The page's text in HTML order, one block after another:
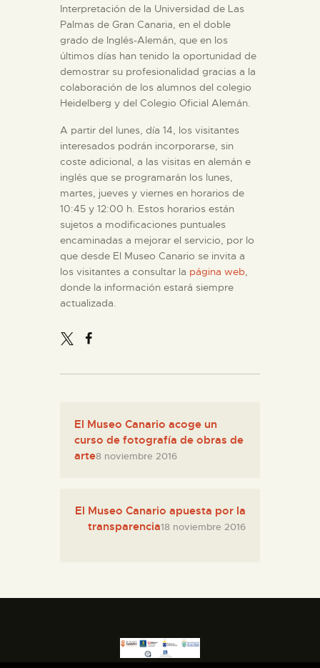
DIDÁCTICA
ESPAÑOL
Interpretación de la Universidad de Las
Palmas de Gran Canaria, en el doble
grado de Inglés-Alemán, que en los
últimos días han tenido la oportunidad de
demostrar su profesionalidad gracias a la
colaboración de los alumnos del colegio
Heidelberg y del Colegio Oficial Alemán.
A partir del lunes, día 14, los visitantes
interesados podrán incorporarse, sin
coste adicional, a las visitas en alemán e
inglés que se programarán los lunes,
martes, jueves y viernes en horarios de
10:45 y 12:00 h. Estos horarios están
sujetos a modificaciones puntuales
encaminadas a mejorar el servicio, por lo
que desde El Museo Canario se invita a
los visitantes a consultar la página web,
donde la información estará siempre
actualizada.
El Museo Canario acoge un
curso de fotografía de obras de
arte8 noviembre 2016
El Museo Canario apuesta por la
transparencia18 noviembre 2016